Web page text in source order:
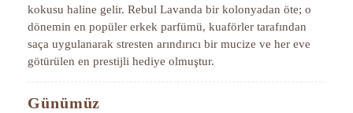
kokusu haline gelir. Rebul Lavanda bir kolonyadan öte; o
dönemin en popüler erkek parfümü, kuaförler tarafından
saça uygulanarak stresten arındırıcı bir mucize ve her eve
götürülen en prestijli hediye olmuştur.
Günümüz